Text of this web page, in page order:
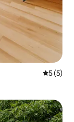
5 (5)